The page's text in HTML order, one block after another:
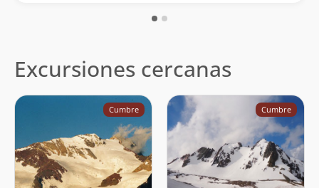
Excursiones cercanas
Cumbre Cumbre